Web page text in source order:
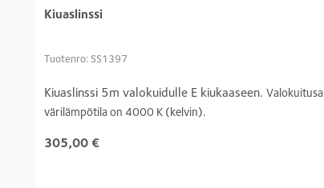
Kiuaslinssi
Tuotenro: SS1397
Kiuaslinssi 5m valokuidulle E kiukaaseen.
värilämpötila on 4000 K (kelvin).
305,00 €